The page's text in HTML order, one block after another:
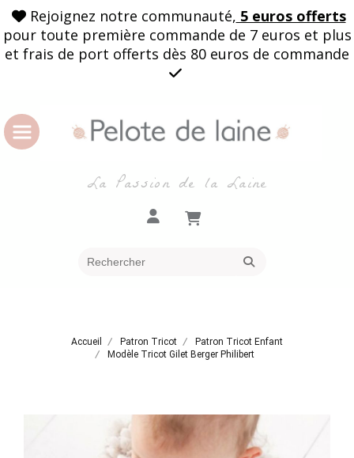
 Rejoignez notre communauté, 5 euros offerts
pour toute première commande de 7 euros et plus
et frais de port offerts dès 80 euros de commande

La Passion de la Laine
Accueil Patron Tricot
Patron Tricot Enfant
Modèle Tricot Gilet Berger Philibert